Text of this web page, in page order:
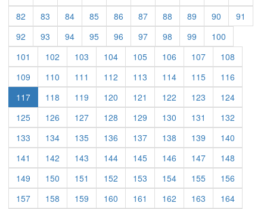
82
83 84 85 86 87 88 89 90
91
92
93 94 95 96 97 98 99
100
101
102 103 104 105 106 107
108
109
110 111 112 113 114 115
116
117
118 119 120 121 122 123
124
125
126 127 128 129 130 131
132
133
134 135 136 137 138 139
140
141
142 143 144 145 146 147
148
149
150 151 152 153 154 155
156
157
158 159 160 161 162 163
164